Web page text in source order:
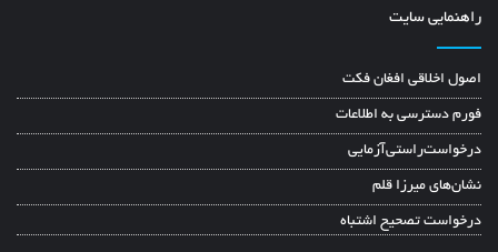
راهنمایی سایت
اصول اخلاقی افغان فکت
فورم دسترسی به اطلاعات
درخواست‌راستی‌آزمایی
نشان‌های میرزا قلم
درخواست تصحیح اشتباه